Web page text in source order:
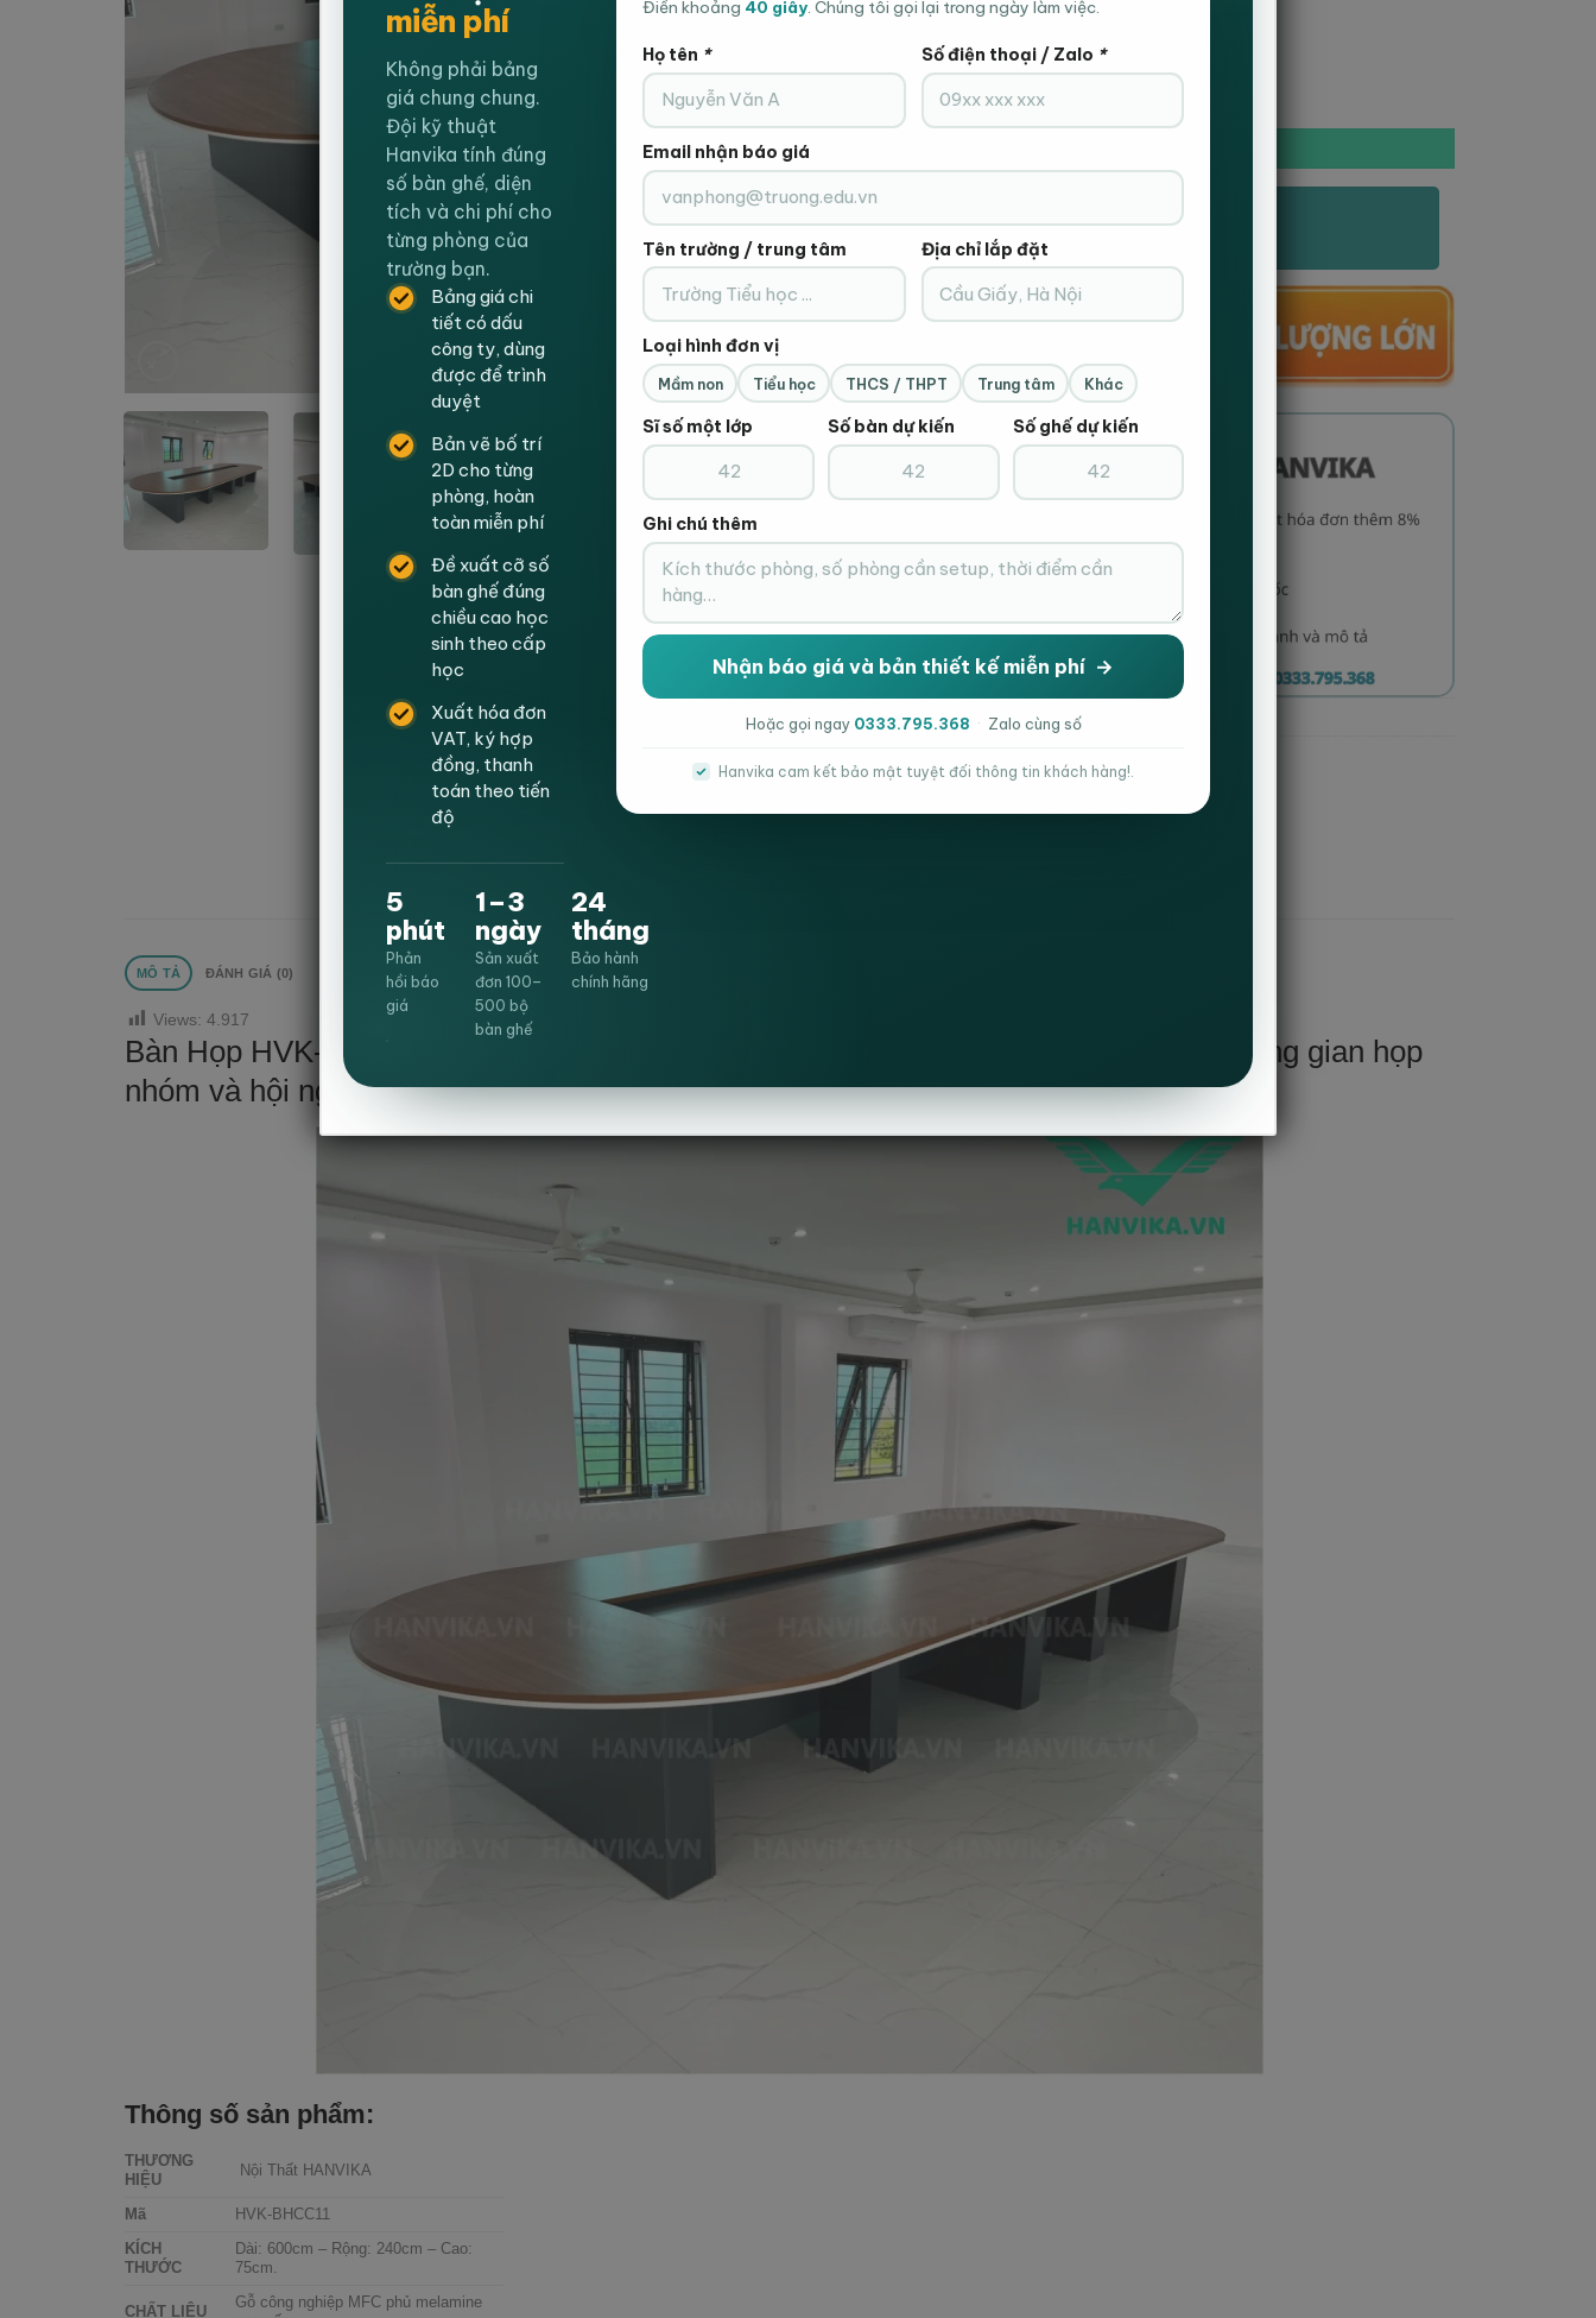
Bàn họp văn phòng cao cấp HVK - BHCC 11 số lượng
ĐẶT HÀNG NHANH
Gọi Điện Xác Nhận Và Giao Hàng Tận Nơi
Danh mục:Bàn họp,Bàn văn phòng
MÔ TẢ ĐÁNH GIÁ (0)
Views: 4.917
Bàn Họp HVK-BHCC11 được thiết kế để mang lại sự sang trọng và tiện nghi cho không gian họp
nhóm và hội nghị, với chất liệu cao cấp và thiết kế tinh tế.
Thông số sản phẩm:
THƯƠNG
HIỆU
Nội Thất HANVIKA
Mã HVK-BHCC11
KÍCH
THƯỚC
Dài: 600cm – Rộng: 240cm – Cao:
75cm.
CHẤT LIỆU
Gỗ công nghiệp MFC phủ melamine
miễn phí
Không phải bảng
giá chung chung.
Đội kỹ thuật
Hanvika tính đúng
số bàn ghế, diện
tích và chi phí cho
từng phòng của
trường bạn.
Bảng giá chi
tiết có dấu
công ty, dùng
được để trình
duyệt
Bản vẽ bố trí
2D cho từng
phòng, hoàn
toàn miễn phí
Đề xuất cỡ số
bàn ghế đúng
chiều cao học
sinh theo cấp
học
Xuất hóa đơn
VAT, ký hợp
đồng, thanh
toán theo tiến
độ
5
phút
Phản
hồi báo
giá
1–3
ngày
Sản xuất
đơn 100–
500 bộ
bàn ghế
24
tháng
Bảo hành
chính hãng
Điền khoảng 40 giây. Chúng tôi gọi lại trong ngày làm việc.
Họ tên * Số điện thoại / Zalo *
Email nhận báo giá
Tên trường / trung tâm Địa chỉ lắp đặt
Loại hình đơn vị
Mầm non Tiểu học THCS / THPT Trung tâm Khác
Sĩ số một lớp Số bàn dự kiến Số ghế dự kiến
Ghi chú thêm
Hoặc gọi ngay 0333.795.368 · Zalo cùng số
Hanvika cam kết bảo mật tuyệt đối thông tin khách hàng!.